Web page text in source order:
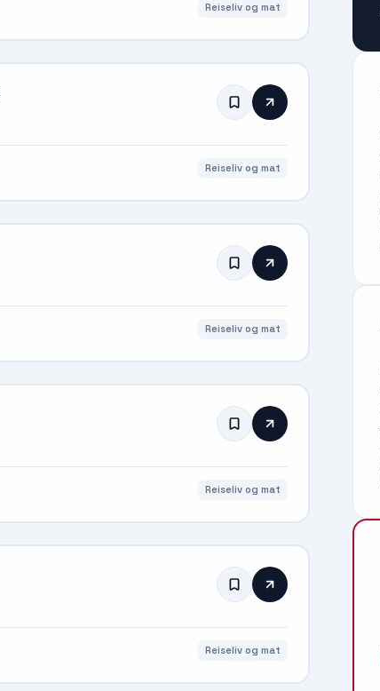
Reiseliv og mat
Reiseliv og mat
Reiseliv og mat
Reiseliv og mat
Reiseliv og mat